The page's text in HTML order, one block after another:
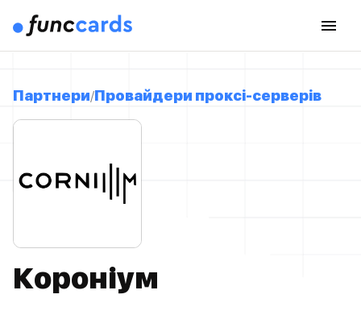
Партнери Провайдери проксі-серверів
Короніум